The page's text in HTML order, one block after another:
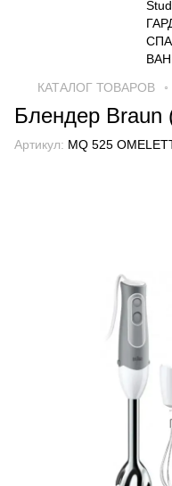
КАТАЛОГ ТОВАРОВ
Блендер Braun
Артикул: MQ 525